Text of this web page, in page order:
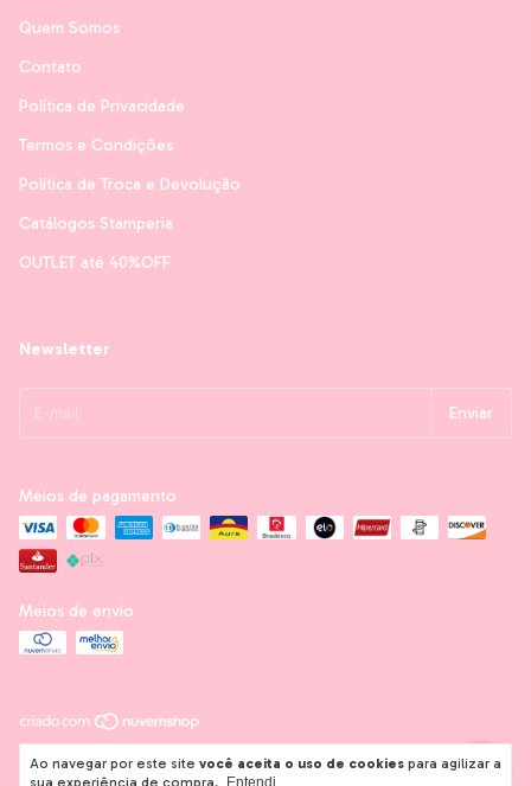
Ao navegar por este site você aceita o uso de cookies para agilizar a
sua experiência de compra.
Entendi
Quem Somos
Contato
Política de Privacidade
Termos e Condições
Política de Troca e Devolução
Catálogos Stamperia
OUTLET até 40%OFF
Newsletter
Meios de pagamento
Meios de envio
reservados.